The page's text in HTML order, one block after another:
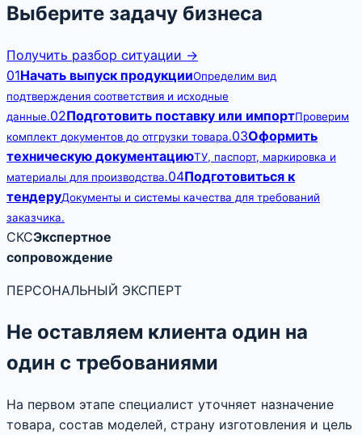
Выберите задачу бизнеса
Получить разбор ситуации →
01Начать выпуск продукцииОпределим вид
подтверждения соответствия и исходные
данные.02Подготовить поставку или импортПроверим
комплект документов до отгрузки товара.03Оформить
техническую документациюТУ, паспорт, маркировка и
материалы для производства.04Подготовиться к
тендеруДокументы и системы качества для требований
заказчика.
СКСЭкспертное
сопровождение
ПЕРСОНАЛЬНЫЙ ЭКСПЕРТ
Не оставляем клиента один на
один с требованиями
На первом этапе специалист уточняет назначение
товара, состав моделей, страну изготовления и цель